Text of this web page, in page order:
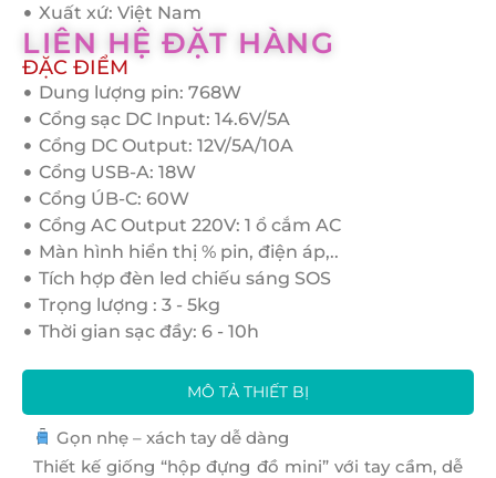
Xuất xứ: Việt Nam
LIÊN HỆ ĐẶT HÀNG
ĐẶC ĐIỂM
Dung lượng pin: 768W
Cổng sạc DC Input: 14.6V/5A
Cổng DC Output: 12V/5A/10A
Cổng USB-A: 18W
Cổng ÚB-C: 60W
Cổng AC Output 220V: 1 ổ cắm AC
Màn hình hiển thị % pin, điện áp,..
Tích hợp đèn led chiếu sáng SOS
Trọng lượng : 3 - 5kg
Thời gian sạc đầy: 6 - 10h
MÔ TẢ THIẾT BỊ
Gọn nhẹ – xách tay dễ dàng
Thiết kế giống “hộp đựng đồ mini” với tay cầm, dễ